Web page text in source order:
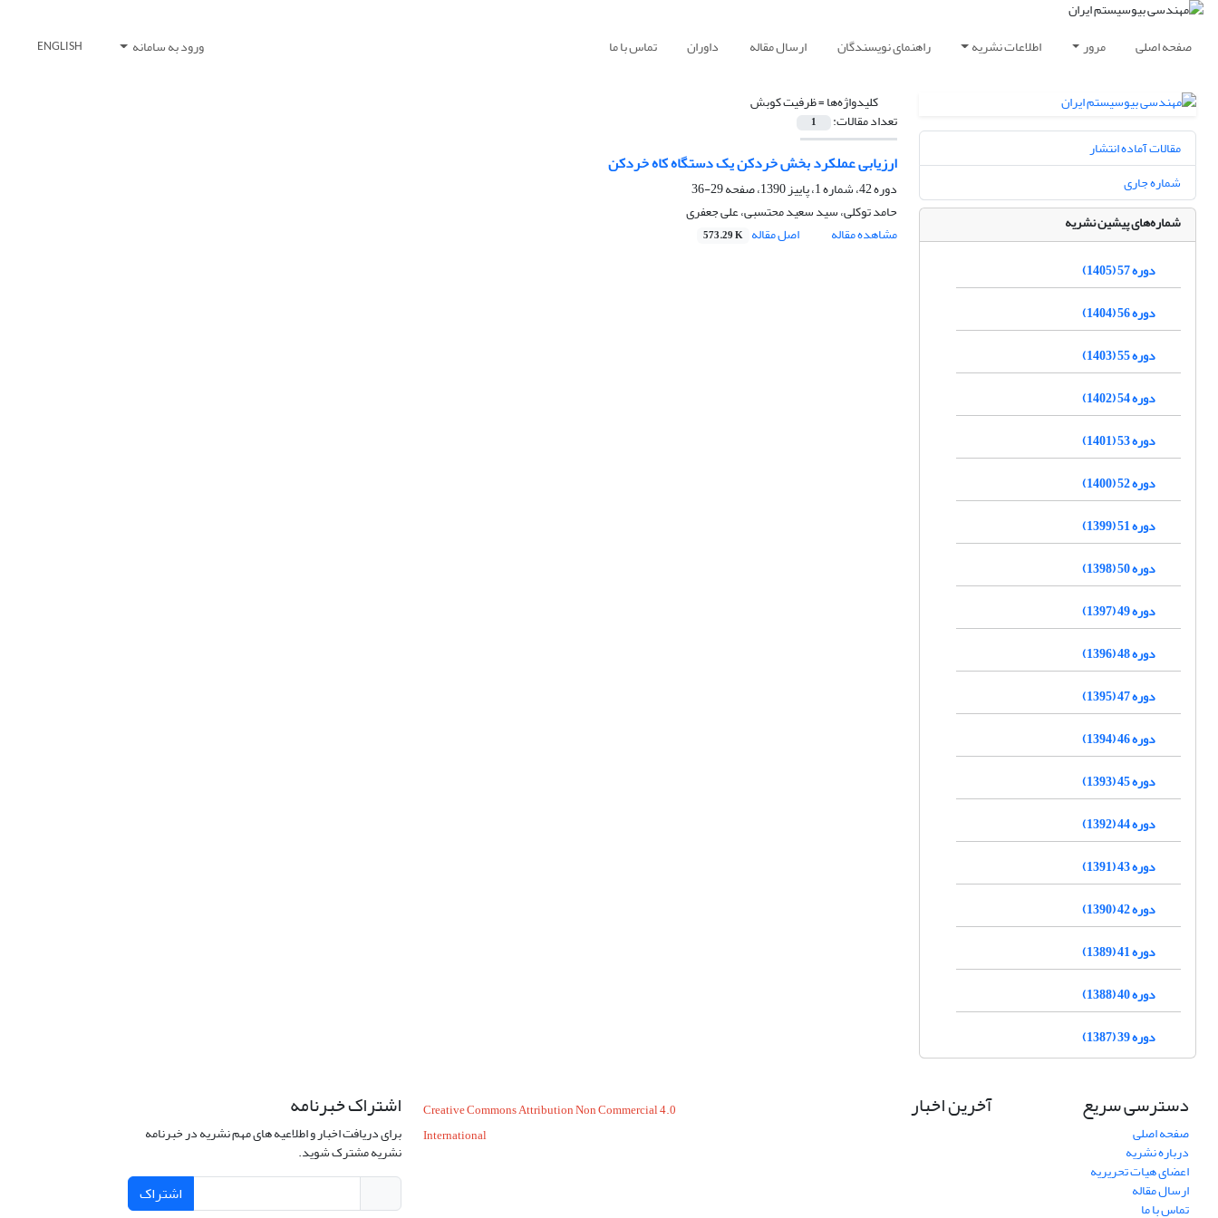
صفحه اصلی مرور اطلاعات نشریه راهنمای نویسندگان ارسال مقاله داوران تماس با ما ورود به سامانه ENGLISH
کلیدواژه‌ها =ظرفیت کوبش
تعداد مقالات: 1
ارزیابی عملکرد بخش خردکن یک دستگاه کاه خردکن
دوره 42، شماره 1، پاییز 1390، صفحه
29-36
حامد توکلی، سید سعید محتسبی، علی جعفری
مشاهده مقاله
اصل مقاله 573.29 K
مقالات آماده انتشار
شماره جاری
شماره‌های پیشین نشریه
دوره 57 (1405)
دوره 56 (1404)
دوره 55 (1403)
دوره 54 (1402)
دوره 53 (1401)
دوره 52 (1400)
دوره 51 (1399)
دوره 50 (1398)
دوره 49 (1397)
دوره 48 (1396)
دوره 47 (1395)
دوره 46 (1394)
دوره 45 (1393)
دوره 44 (1392)
دوره 43 (1391)
دوره 42 (1390)
دوره 41 (1389)
دوره 40 (1388)
دوره 39 (1387)
دسترسی سریع
صفحه اصلی
درباره نشریه
اعضای هیات تحریریه
ارسال مقاله
تماس با ما
آخرین اخبار
Creative Commons Attribution Non Commercial 4.0
International
اشتراک خبرنامه
برای دریافت اخبار و اطلاعیه های مهم نشریه در خبرنامه
نشریه مشترک شوید.
اشتراک